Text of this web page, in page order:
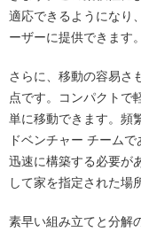
適応できるようになり
ーザーに提供できます。
さらに、移動の容易さ
点です。コンパクトで
単に移動できます。頻
ドベンチャー チーム
迅速に構築する必要が
して家を指定された場
素早い組み立てと分解